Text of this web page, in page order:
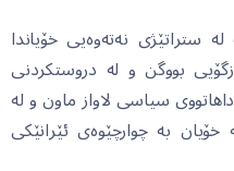
ستراتێژی نەتەوەیی خۆیاندا
بووگن و لە دروستکردنی
سیاسی لاواز ماون و لە
خۆیان بە چوارچێوەی ئێرانێکی